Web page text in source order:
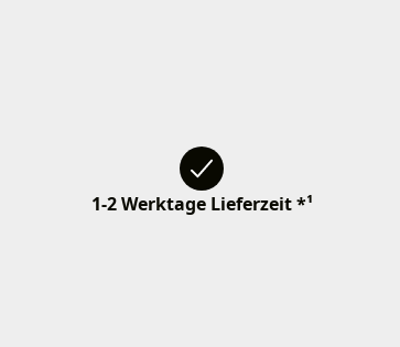
1-2 Werktage Lieferzeit *¹